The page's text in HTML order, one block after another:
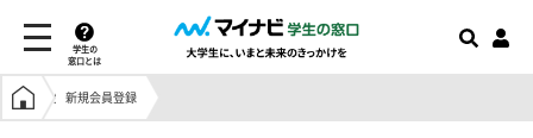
学生の
窓口とは
学生の窓口トップ
新規会員登録